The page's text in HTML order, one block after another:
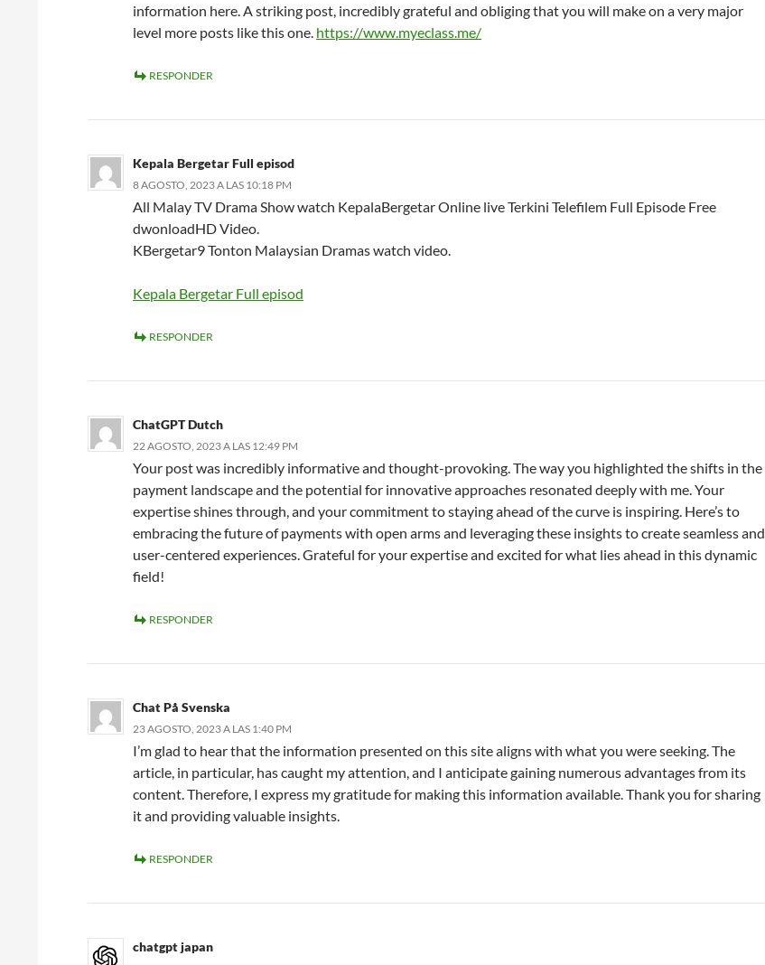
information here. A striking post, incredibly grateful and obliging that you will make on a very major
level more posts like this one. https://www.myeclass.me/
RESPONDER
Kepala Bergetar Full episod
8 AGOSTO, 2023 A LAS 10:18 PM
All Malay TV Drama Show watch KepalaBergetar Online live Terkini Telefilem Full Episode Free
dwonloadHD Video.
KBergetar9 Tonton Malaysian Dramas watch video.
Kepala Bergetar Full episod
RESPONDER
ChatGPT Dutch
22 AGOSTO, 2023 A LAS 12:49 PM
Your post was incredibly informative and thought-provoking. The way you highlighted the shifts in the
payment landscape and the potential for innovative approaches resonated deeply with me. Your
expertise shines through, and your commitment to staying ahead of the curve is inspiring. Here’s to
embracing the future of payments with open arms and leveraging these insights to create seamless and
user-centered experiences. Grateful for your expertise and excited for what lies ahead in this dynamic
field!
RESPONDER
Chat På Svenska
23 AGOSTO, 2023 A LAS 1:40 PM
I’m glad to hear that the information presented on this site aligns with what you were seeking. The
article, in particular, has caught my attention, and I anticipate gaining numerous advantages from its
content. Therefore, I express my gratitude for making this information available. Thank you for sharing
it and providing valuable insights.
RESPONDER
chatgpt japan